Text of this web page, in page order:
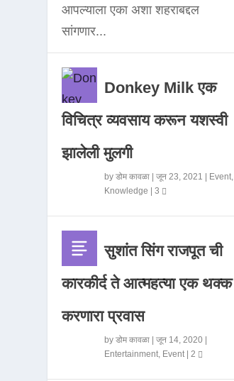
आपल्याला एका अशा शहराबद्दल
सांगणार...
Donkey Milk एक
विचित्र व्यवसाय करून यशस्वी
झालेली मुलगी
byडोम कावळा |जून 23, 2021 Event,
Knowledge |3
सुशांत सिंग राजपूत ची
कारकीर्द ते आत्महत्या एक थक्क
करणारा प्रवास
byडोम कावळा |जून 14, 2020
Entertainment, Event|2